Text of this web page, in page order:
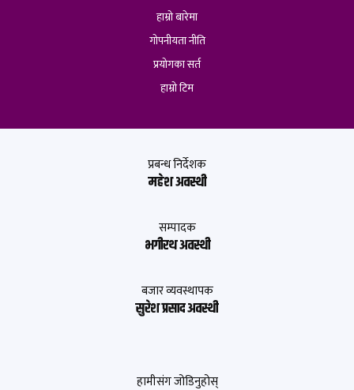
हाम्रो बारेमा
गोपनीयता नीति
प्रयोगका सर्त
हाम्रो टिम
प्रबन्ध निर्देशक
महेश अवस्थी
सम्पादक
भगीरथ अवस्थी
बजार व्यवस्थापक
सुरेश प्रसाद अवस्थी
हामीसंग जोडिनुहोस्